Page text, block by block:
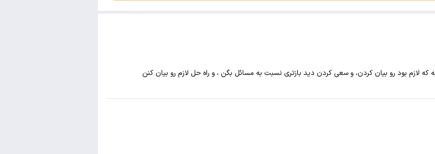
لازم بود رو بیان کردن، و سعی کردن دید بازتری نسبت به مسائل بگن ، و راه حل لازم رو بیان کنن